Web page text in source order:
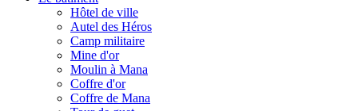
Hôtel de ville
Autel des Héros
Camp militaire
Mine d'or
Moulin à Mana
Coffre d'or
Coffre de Mana